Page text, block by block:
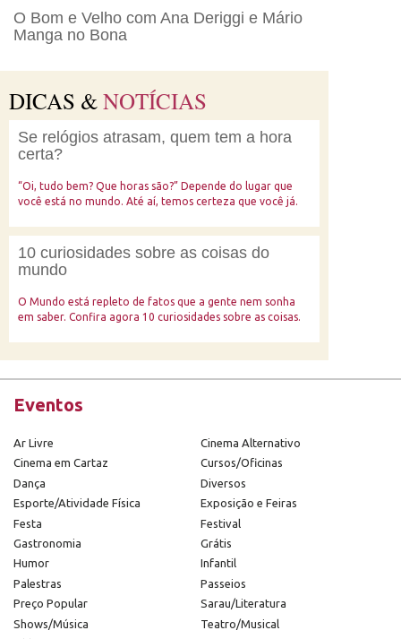
O Bom e Velho com Ana Deriggi e Mário
Manga no Bona
DICAS &NOTÍCIAS
Se relógios atrasam, quem tem a hora
certa?
“Oi, tudo bem? Que horas são?” Depende do lugar que
você está no mundo. Até aí, temos certeza que você já.
10 curiosidades sobre as coisas do
mundo
O Mundo está repleto de fatos que a gente nem sonha
em saber. Confira agora 10 curiosidades sobre as coisas.
Eventos
Ar Livre
Cinema Alternativo
Cinema em Cartaz
Cursos/Oficinas
Dança
Diversos
Esporte/Atividade Física
Exposição e Feiras
Festa
Festival
Gastronomia
Grátis
Humor
Infantil
Palestras
Passeios
Preço Popular
Sarau/Literatura
Shows/Música
Teatro/Musical